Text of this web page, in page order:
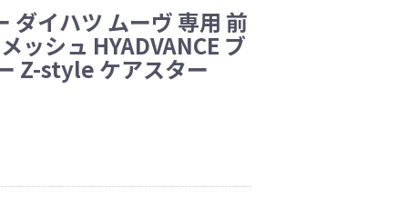
ダイハツ ムーヴ 専用 前
ッシュ HYADVANCE ブ
Z-style ケアスター